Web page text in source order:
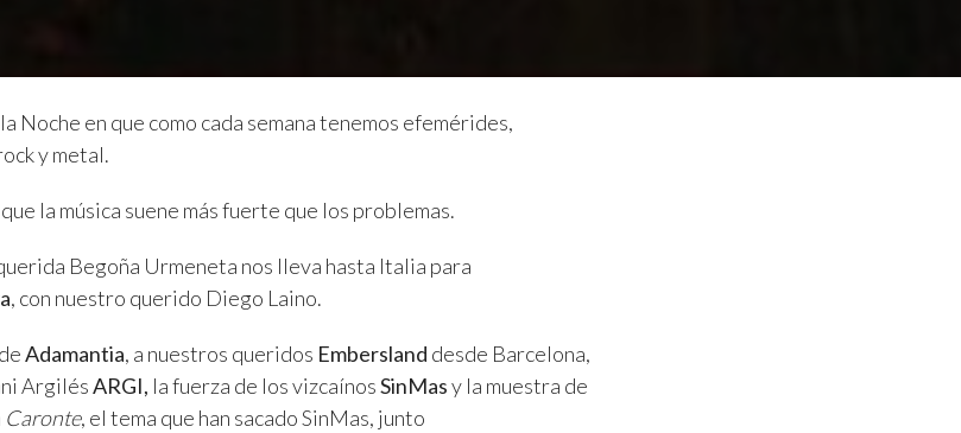
Noche en que como cada semana tenemos efemérides,
y metal.
la música suene más fuerte que los problemas.
Begoña Urmeneta nos lleva hasta Italia para
, con nuestro querido Diego Laino.
Adamantia, a nuestros queridos Embersland desde Barcelona,
ArgilésARGI, la fuerza de los vizcaínosSinMasy la muestra de
Caronte, el tema que han sacado SinMas, junto